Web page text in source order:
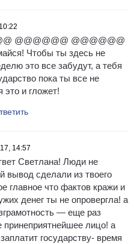
@@@@@@ @@@@@@
Чтобы ты здесь не
это все забудут, а тебя
пока ты все не
и гложет!
14:57
Светлана! Люди не
вывод сделали из твоего
главное что фактов кражи и
денег ты не опровергла! а
— еще раз
принеприятнейшее лицо! а
государству- время